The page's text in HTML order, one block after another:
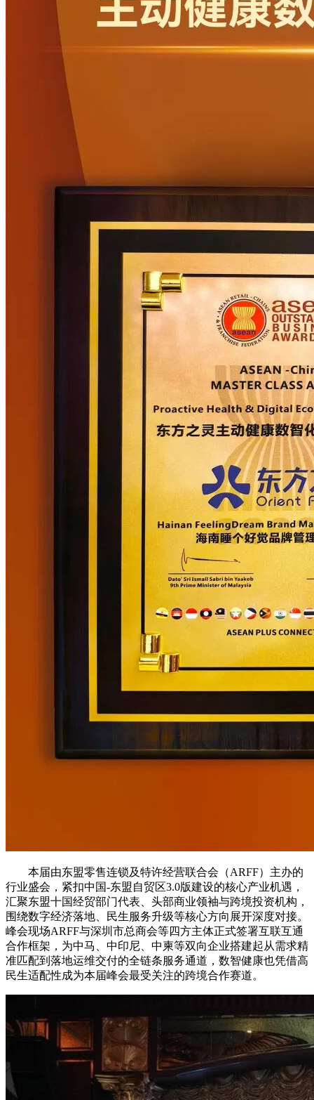
本届由东盟零售连锁及特许经营联合会（ARFF）主办的
行业盛会，紧扣中国-东盟自贸区3.0版建设的核心产业机遇，
汇聚东盟十国经贸部门代表、头部商业领袖与跨境投资机构，
围绕数字经济落地、民生服务升级等核心方向展开深度对接。
峰会现场ARFF与深圳市总商会等四方主体正式签署互联互通
合作框架，为中马、中印尼、中柬等双向企业搭建起从需求精
准匹配到落地运维交付的全链条服务通道，数智健康也凭借高
民生适配性成为本届峰会最受关注的跨境合作赛道。